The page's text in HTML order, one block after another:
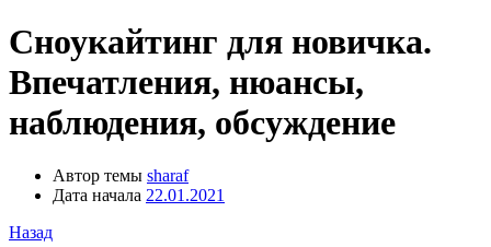
Сноукайтинг для новичка.
Впечатления, нюансы,
наблюдения, обсуждение
Автор темы sharaf
Дата начала 22.01.2021
Назад